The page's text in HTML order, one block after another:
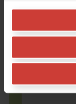
Entspannung